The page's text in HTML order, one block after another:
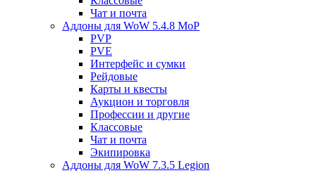
Чат и почта
Аддоны для WoW 5.4.8 MoP
PVP
PVE
Интерфейс и сумки
Рейдовые
Карты и квесты
Аукцион и торговля
Профессии и другие
Классовые
Чат и почта
Экипировка
Аддоны для WoW 7.3.5 Legion